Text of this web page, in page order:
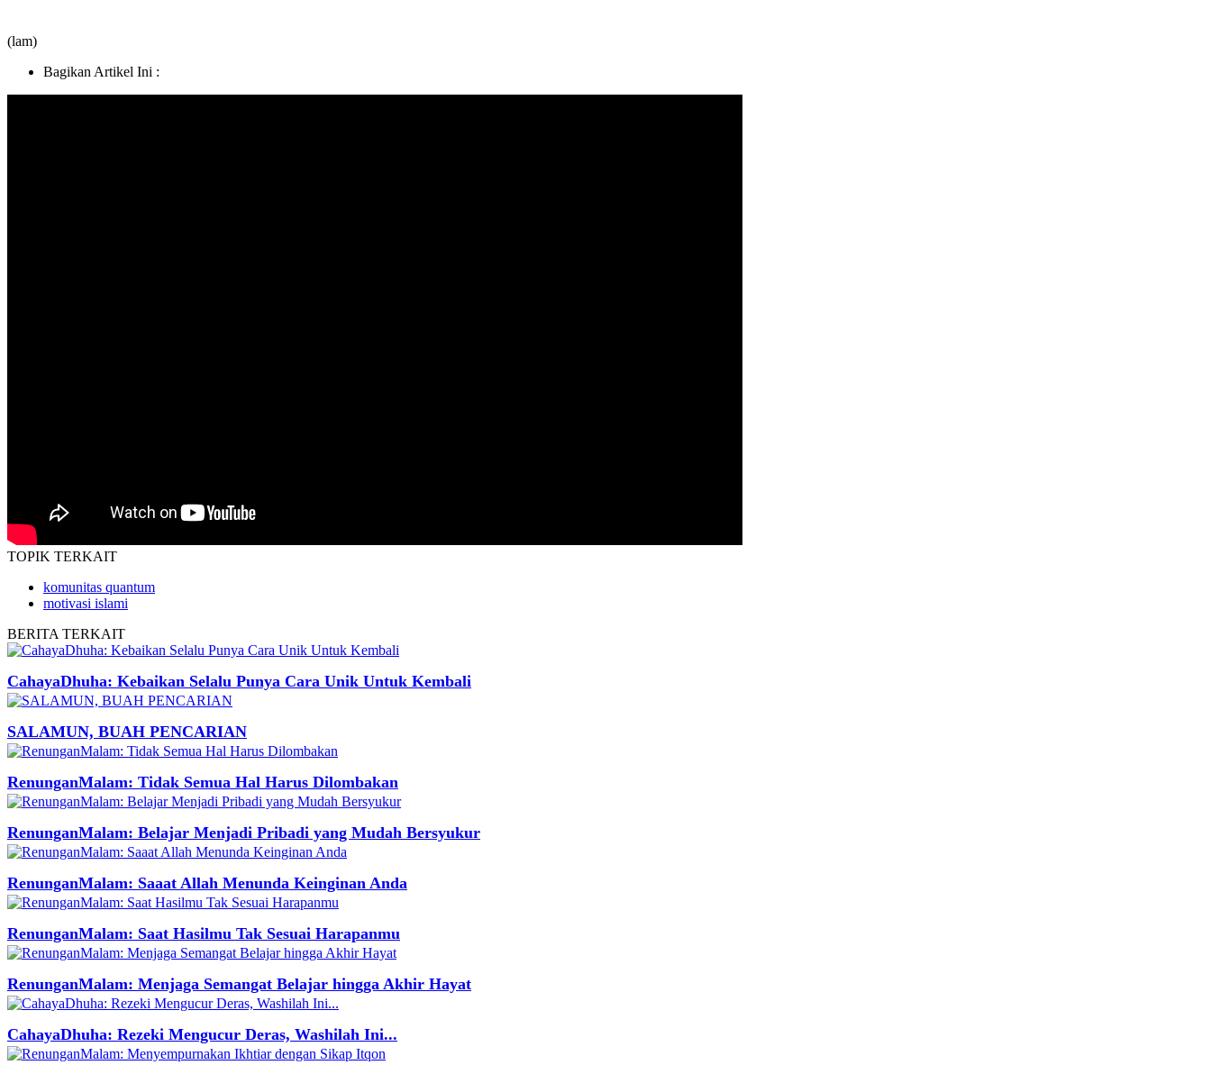
(lam)
Bagikan Artikel Ini :
TOPIK TERKAIT
komunitas quantum
motivasi islami
BERITA TERKAIT
CahayaDhuha: Kebaikan Selalu Punya Cara Unik Untuk Kembali
SALAMUN, BUAH PENCARIAN
RenunganMalam: Tidak Semua Hal Harus Dilombakan
RenunganMalam: Belajar Menjadi Pribadi yang Mudah Bersyukur
RenunganMalam: Saaat Allah Menunda Keinginan Anda
RenunganMalam: Saat Hasilmu Tak Sesuai Harapanmu
RenunganMalam: Menjaga Semangat Belajar hingga Akhir Hayat
CahayaDhuha: Rezeki Mengucur Deras, Washilah Ini...